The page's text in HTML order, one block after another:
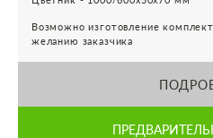
Возможно изготовление
желанию заказчика